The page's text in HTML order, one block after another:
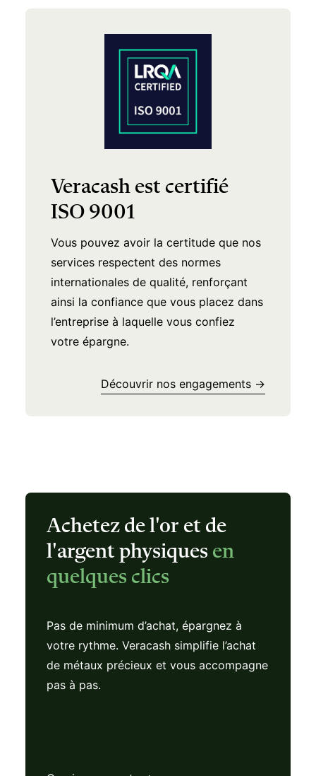
Veracash est certifié
ISO 9001
Vous pouvez avoir la certitude que nos
services respectent des normes
internationales de qualité, renforçant
ainsi la confiance que vous placez dans
l’entreprise à laquelle vous confiez
votre épargne.
Découvrir nos engagements →
Achetez de l'or et de
l'argent physiques en
quelques clics
Pas de minimum d’achat, épargnez à
votre rythme. Veracash simplifie l’achat
de métaux précieux et vous accompagne
pas à pas.